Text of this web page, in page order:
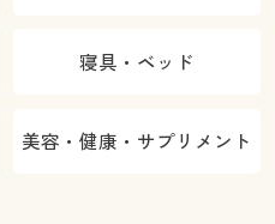
寝具・ベッド
美容・健康・サプリメント